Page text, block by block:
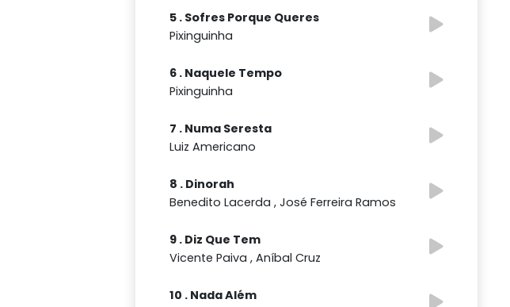
5 . Sofres Porque Queres
Pixinguinha
6 . Naquele Tempo
Pixinguinha
7 . Numa Seresta
Luiz Americano
8 . Dinorah
Benedito Lacerda , José Ferreira Ramos
9 . Diz Que Tem
Vicente Paiva , Aníbal Cruz
10 . Nada Além